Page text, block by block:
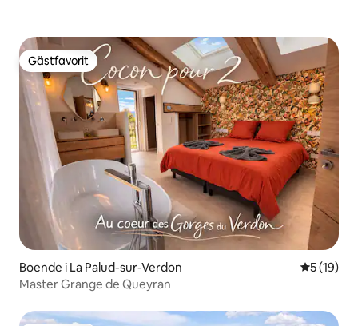
Gästfavorit
Gästfavorit
Boende i La Palud-sur-Verdon 5 av 5 i
5 (19)
Master Grange de Queyran